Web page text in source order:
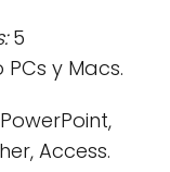
5
y Macs.
Access.